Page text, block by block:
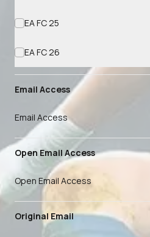
EA FC 25
EA FC 26
Email Access
Email Access
Open Email Access
Open Email Access
Original Email